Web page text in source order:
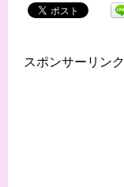
スポンサーリンク